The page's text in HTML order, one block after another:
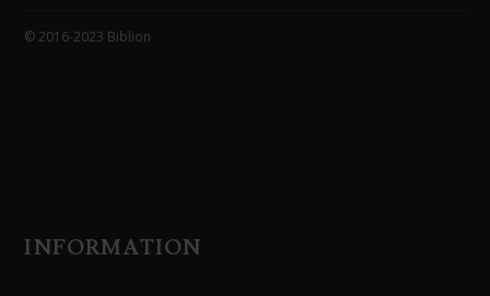
© 2016-2023 Biblion
INFORMATION